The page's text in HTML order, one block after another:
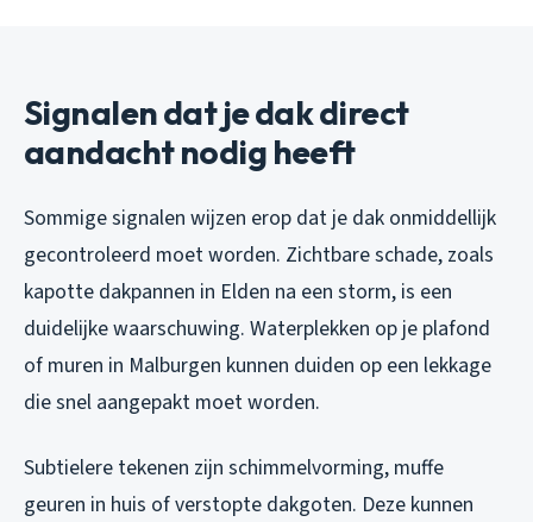
Signalen dat je dak direct
aandacht nodig heeft
Sommige signalen wijzen erop dat je dak onmiddellijk
gecontroleerd moet worden. Zichtbare schade, zoals
kapotte dakpannen in Elden na een storm, is een
duidelijke waarschuwing. Waterplekken op je plafond
of muren in Malburgen kunnen duiden op een lekkage
die snel aangepakt moet worden.
Subtielere tekenen zijn schimmelvorming, muffe
geuren in huis of verstopte dakgoten. Deze kunnen